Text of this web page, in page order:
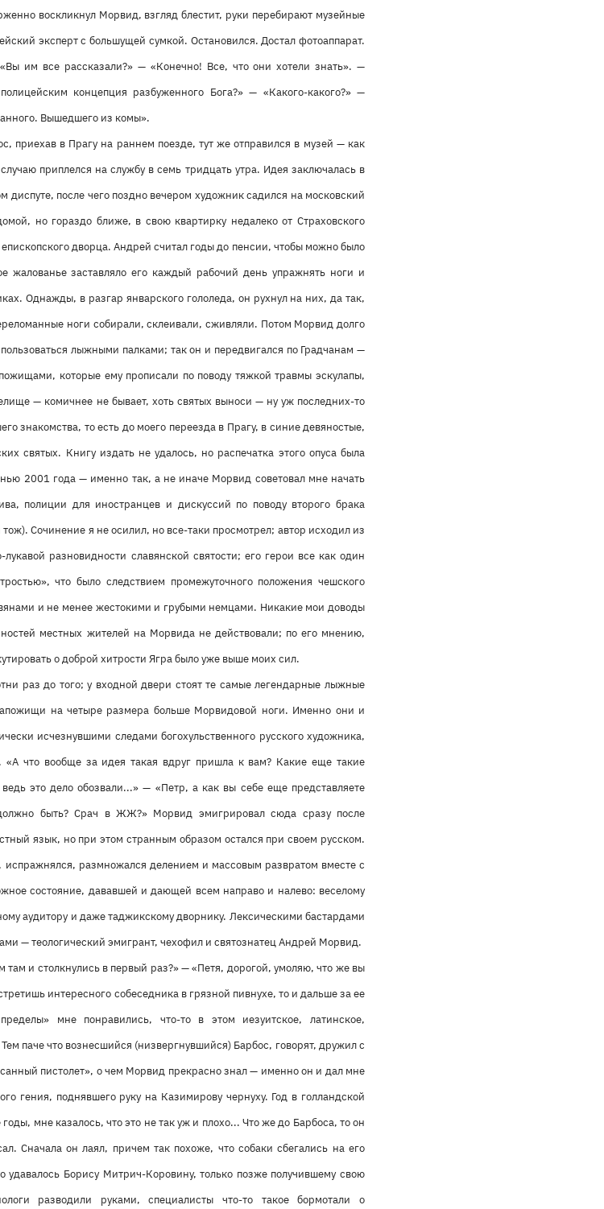
воскликнул Морвид, взгляд блестит, руки перебирают музейные
эксперт с большущей сумкой. Остановился. Достал фотоаппарат.
им все рассказали?» — «Конечно! Все, что они хотели знать». —
концепция разбуженного Бога?» — «Какого-какого?» —
Вышедшего из комы».
приехав в Прагу на раннем поезде, тут же отправился в музей — как
приплелся на службу в семь тридцать утра. Идея заключалась в
диспуте, после чего поздно вечером художник садился на московский
но гораздо ближе, в свою квартирку недалеко от Страховского
дворца. Андрей считал годы до пенсии, чтобы можно было
жалованье заставляло его каждый рабочий день упражнять ноги и
Однажды, в разгар январского гололеда, он рухнул на них, да так,
ноги собирали, склеивали, сживляли. Потом Морвид долго
лыжными палками; так он и передвигался по Градчанам —
которые ему прописали по поводу тяжкой травмы эскулапы,
— комичнее не бывает, хоть святых выноси — ну уж последних-то
знакомства, то есть до моего переезда в Прагу, в синие девяностые,
святых. Книгу издать не удалось, но распечатка этого опуса была
2001 года — именно так, а не иначе Морвид советовал мне начать
полиции для иностранцев и дискуссий по поводу второго брака
Сочинение я не осилил, но все-таки просмотрел; автор исходил из
разновидности славянской святости; его герои все как один
что было следствием промежуточного положения чешского
и не менее жестокими и грубыми немцами. Никакие мои доводы
местных жителей на Морвида не действовали; по его мнению,
о доброй хитрости Ягра было уже выше моих сил.
раз до того; у входной двери стоят те самые легендарные лыжные
на четыре размера больше Морвидовой ноги. Именно они и
исчезнувшими следами богохульственного русского художника,
«А что вообще за идея такая вдруг пришла к вам? Какие еще такие
это дело обозвали...» — «Петр, а как вы себе еще представляете
быть? Срач в ЖЖ?» Морвид эмигрировал сюда сразу после
язык, но при этом странным образом остался при своем русском.
испражнялся, размножался делением и массовым развратом вместе с
состояние, дававшей и дающей всем направо и налево: веселому
аудитору и даже таджикскому дворнику. Лексическими бастардами
— теологический эмигрант, чехофил и святознатец Андрей Морвид.
и столкнулись в первый раз?» — «Петя, дорогой, умоляю, что же вы
интересного собеседника в грязной пивнухе, то и дальше за ее
мне понравились, что-то в этом иезуитское, латинское,
паче что вознесшийся (низвергнувшийся) Барбос, говорят, дружил с
пистолет», о чем Морвид прекрасно знал — именно он и дал мне
гения, поднявшего руку на Казимирову чернуху. Год в голландской
мне казалось, что это не так уж и плохо... Что же до Барбоса, то он
Сначала он лаял, причем так похоже, что собаки сбегались на его
удавалось Борису Митрич-Коровину, только позже получившему свою
разводили руками, специалисты что-то такое бормотали о